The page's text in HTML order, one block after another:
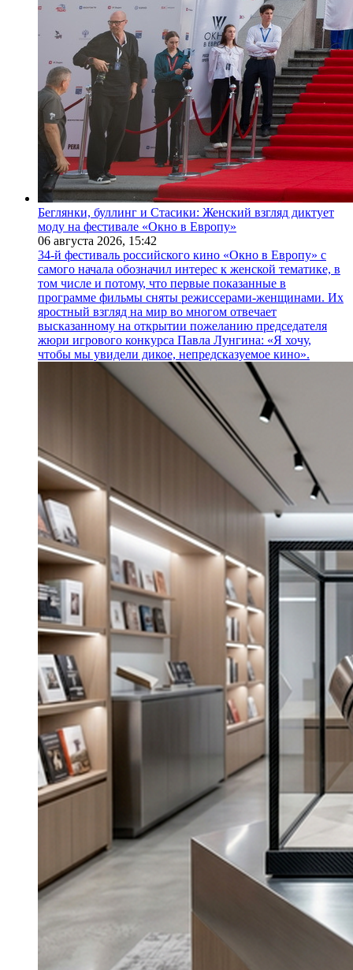
Беглянки, буллинг и Стасики: Женский взгляд диктует
моду на фестивале «Окно в Европу»
06 августа 2026, 15:42
34-й фестиваль российского кино «Окно в Европу» с
самого начала обозначил интерес к женской тематике, в
том числе и потому, что первые показанные в
программе фильмы сняты режиссерами-женщинами. Их
яростный взгляд на мир во многом отвечает
высказанному на открытии пожеланию председателя
жюри игрового конкурса Павла Лунгина: «Я хочу,
чтобы мы увидели дикое, непредсказуемое кино».